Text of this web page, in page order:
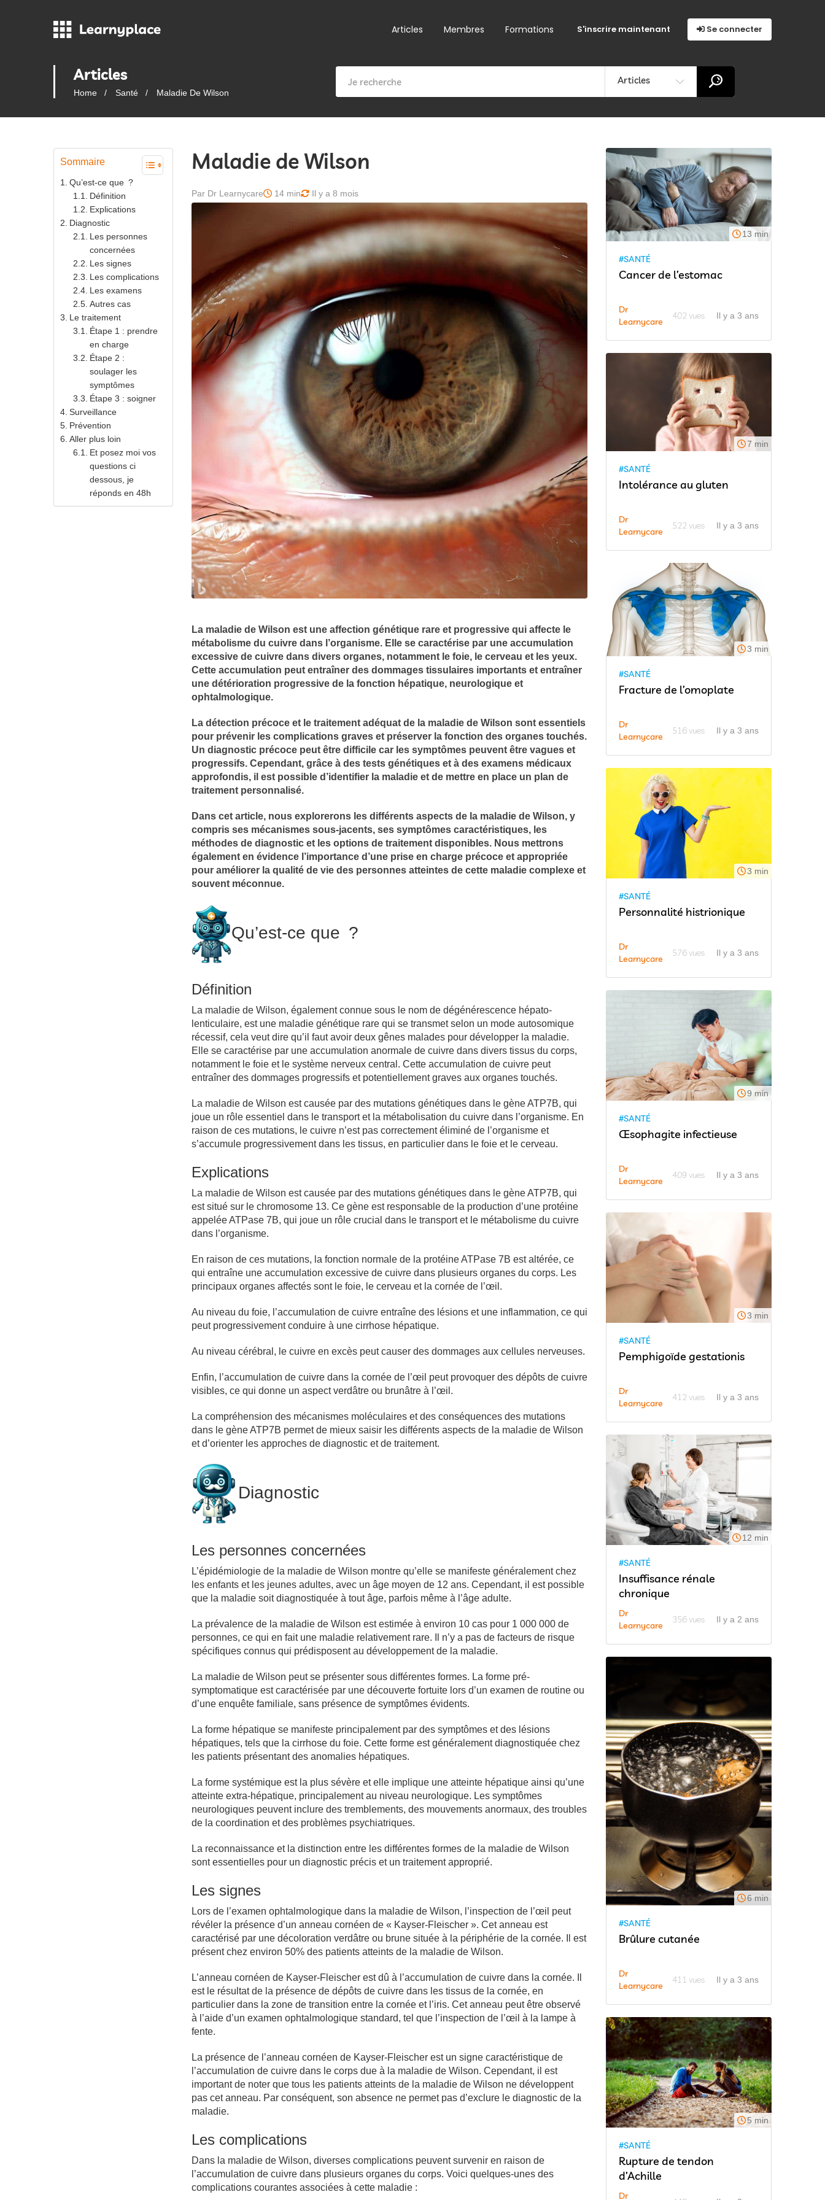
Articles Membres Formations Se connecter
S'inscrire maintenant
Articles
Home Santé Maladie De Wilson
Articles
Sommaire
Qu’est-ce que ?
Définition
Explications
Diagnostic
Les personnes
concernées
Les signes
Les complications
Les examens
Autres cas
Le traitement
Étape 1 : prendre
en charge
Étape 2 :
soulager les
symptômes
Étape 3 : soigner
Surveillance
Prévention
Aller plus loin
Et posez moi vos
questions ci
dessous, je
réponds en 48h
Maladie de Wilson
Par Dr Learnycare 14 min Il y a 8 mois
La maladie de Wilson est une affection génétique rare et progressive qui affecte le
métabolisme du cuivre dans l’organisme. Elle se caractérise par une accumulation
excessive de cuivre dans divers organes, notamment le foie, le cerveau et les yeux.
Cette accumulation peut entraîner des dommages tissulaires importants et entraîner
une détérioration progressive de la fonction hépatique, neurologique et
ophtalmologique.
La détection précoce et le traitement adéquat de la maladie de Wilson sont essentiels
pour prévenir les complications graves et préserver la fonction des organes touchés.
Un diagnostic précoce peut être difficile car les symptômes peuvent être vagues et
progressifs. Cependant, grâce à des tests génétiques et à des examens médicaux
approfondis, il est possible d’identifier la maladie et de mettre en place un plan de
traitement personnalisé.
Dans cet article, nous explorerons les différents aspects de la maladie de Wilson, y
compris ses mécanismes sous-jacents, ses symptômes caractéristiques, les
méthodes de diagnostic et les options de traitement disponibles. Nous mettrons
également en évidence l’importance d’une prise en charge précoce et appropriée
pour améliorer la qualité de vie des personnes atteintes de cette maladie complexe et
souvent méconnue.
Qu’est-ce que ?
Définition
La maladie de Wilson, également connue sous le nom de dégénérescence hépato-
lenticulaire, est une maladie génétique rare qui se transmet selon un mode autosomique
récessif, cela veut dire qu’il faut avoir deux gênes malades pour développer la maladie.
Elle se caractérise par une accumulation anormale de cuivre dans divers tissus du corps,
notamment le foie et le système nerveux central. Cette accumulation de cuivre peut
entraîner des dommages progressifs et potentiellement graves aux organes touchés.
La maladie de Wilson est causée par des mutations génétiques dans le gène ATP7B, qui
joue un rôle essentiel dans le transport et la métabolisation du cuivre dans l’organisme. En
raison de ces mutations, le cuivre n’est pas correctement éliminé de l’organisme et
s’accumule progressivement dans les tissus, en particulier dans le foie et le cerveau.
Explications
La maladie de Wilson est causée par des mutations génétiques dans le gène ATP7B, qui
est situé sur le chromosome 13. Ce gène est responsable de la production d’une protéine
appelée ATPase 7B, qui joue un rôle crucial dans le transport et le métabolisme du cuivre
dans l’organisme.
En raison de ces mutations, la fonction normale de la protéine ATPase 7B est altérée, ce
qui entraîne une accumulation excessive de cuivre dans plusieurs organes du corps. Les
principaux organes affectés sont le foie, le cerveau et la cornée de l’œil.
Au niveau du foie, l’accumulation de cuivre entraîne des lésions et une inflammation, ce qui
peut progressivement conduire à une cirrhose hépatique.
Au niveau cérébral, le cuivre en excès peut causer des dommages aux cellules nerveuses.
Enfin, l’accumulation de cuivre dans la cornée de l’œil peut provoquer des dépôts de cuivre
visibles, ce qui donne un aspect verdâtre ou brunâtre à l’œil.
La compréhension des mécanismes moléculaires et des conséquences des mutations
dans le gène ATP7B permet de mieux saisir les différents aspects de la maladie de Wilson
et d’orienter les approches de diagnostic et de traitement.
Diagnostic
Les personnes concernées
L’épidémiologie de la maladie de Wilson montre qu’elle se manifeste généralement chez
les enfants et les jeunes adultes, avec un âge moyen de 12 ans. Cependant, il est possible
que la maladie soit diagnostiquée à tout âge, parfois même à l’âge adulte.
La prévalence de la maladie de Wilson est estimée à environ 10 cas pour 1 000 000 de
personnes, ce qui en fait une maladie relativement rare. Il n’y a pas de facteurs de risque
spécifiques connus qui prédisposent au développement de la maladie.
La maladie de Wilson peut se présenter sous différentes formes. La forme pré-
symptomatique est caractérisée par une découverte fortuite lors d’un examen de routine ou
d’une enquête familiale, sans présence de symptômes évidents.
La forme hépatique se manifeste principalement par des symptômes et des lésions
hépatiques, tels que la cirrhose du foie. Cette forme est généralement diagnostiquée chez
les patients présentant des anomalies hépatiques.
La forme systémique est la plus sévère et elle implique une atteinte hépatique ainsi qu’une
atteinte extra-hépatique, principalement au niveau neurologique. Les symptômes
neurologiques peuvent inclure des tremblements, des mouvements anormaux, des troubles
de la coordination et des problèmes psychiatriques.
La reconnaissance et la distinction entre les différentes formes de la maladie de Wilson
sont essentielles pour un diagnostic précis et un traitement approprié.
Les signes
Lors de l’examen ophtalmologique dans la maladie de Wilson, l’inspection de l’œil peut
révéler la présence d’un anneau cornéen de « Kayser-Fleischer ». Cet anneau est
caractérisé par une décoloration verdâtre ou brune située à la périphérie de la cornée. Il est
présent chez environ 50% des patients atteints de la maladie de Wilson.
L’anneau cornéen de Kayser-Fleischer est dû à l’accumulation de cuivre dans la cornée. Il
est le résultat de la présence de dépôts de cuivre dans les tissus de la cornée, en
particulier dans la zone de transition entre la cornée et l’iris. Cet anneau peut être observé
à l’aide d’un examen ophtalmologique standard, tel que l’inspection de l’œil à la lampe à
fente.
La présence de l’anneau cornéen de Kayser-Fleischer est un signe caractéristique de
l’accumulation de cuivre dans le corps due à la maladie de Wilson. Cependant, il est
important de noter que tous les patients atteints de la maladie de Wilson ne développent
pas cet anneau. Par conséquent, son absence ne permet pas d’exclure le diagnostic de la
maladie.
Les complications
Dans la maladie de Wilson, diverses complications peuvent survenir en raison de
l’accumulation de cuivre dans plusieurs organes du corps. Voici quelques-unes des
complications courantes associées à cette maladie :
13 min
#SANTÉ
Cancer de l’estomac
Dr
Learnycare
402 vues Il y a 3 ans
7 min
#SANTÉ
Intolérance au gluten
Dr
Learnycare
522 vues Il y a 3 ans
3 min
#SANTÉ
Fracture de l’omoplate
Dr
Learnycare
516 vues Il y a 3 ans
3 min
#SANTÉ
Personnalité histrionique
Dr
Learnycare
576 vues Il y a 3 ans
9 min
#SANTÉ
Œsophagite infectieuse
Dr
Learnycare
409 vues Il y a 3 ans
3 min
#SANTÉ
Pemphigoïde gestationis
Dr
Learnycare
412 vues Il y a 3 ans
12 min
#SANTÉ
Insuffisance rénale
chronique
Dr
Learnycare
356 vues Il y a 2 ans
6 min
#SANTÉ
Brûlure cutanée
Dr
Learnycare
411 vues Il y a 3 ans
5 min
#SANTÉ
Rupture de tendon
d’Achille
Dr